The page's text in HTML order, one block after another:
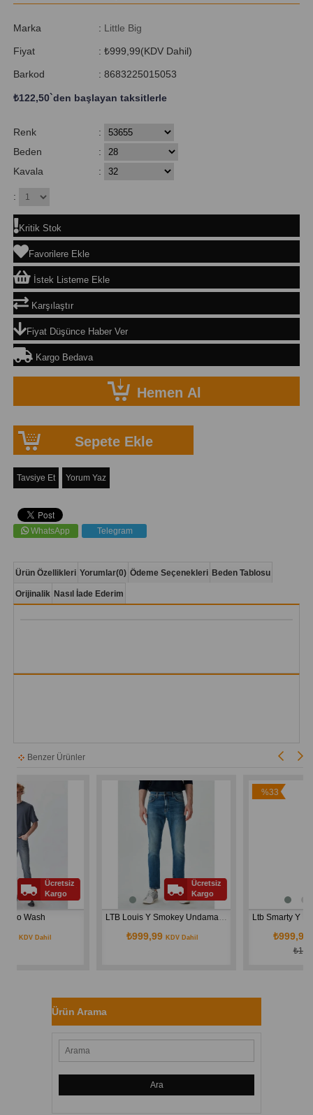
Marka : Little Big
Fiyat : ₺999,99(KDV Dahil)
Barkod : 8683225015053
₺122,50`den başlayan taksitlerle
Renk
:
Beden
:
Kavala
:
:
Kritik Stok
Favorilere Ekle
İstek Listeme Ekle
Karşılaştır
Fiyat Düşünce Haber Ver
Kargo Bedava
Tavsiye Et Yorum Yaz
WhatsApp Telegram
Ürün Özellikleri Yorumlar(0) Ödeme Seçenekleri Beden Tablosu
Orijinalik Nasıl İade Ederim
Benzer Ürünler
Ücretsiz
Kargo
LTB Louis Y Smokey Undamaged Wash Erkek Jean
₺999,99KDV Dahil
Ücretsiz
Kargo
₺999,99KDV Dahil
₺1.499,99
Ürün Arama
Ara